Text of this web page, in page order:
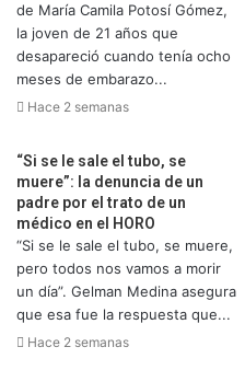
de María Camila Potosí Gómez,
la joven de 21 años que
desapareció cuando tenía ocho
meses de embarazo...
Hace 2 semanas
“Si se le sale el tubo, se
muere”: la denuncia de un
padre por el trato de un
médico en el HORO
“Si se le sale el tubo, se muere,
pero todos nos vamos a morir
un día”. Gelman Medina asegura
que esa fue la respuesta que...
Hace 2 semanas